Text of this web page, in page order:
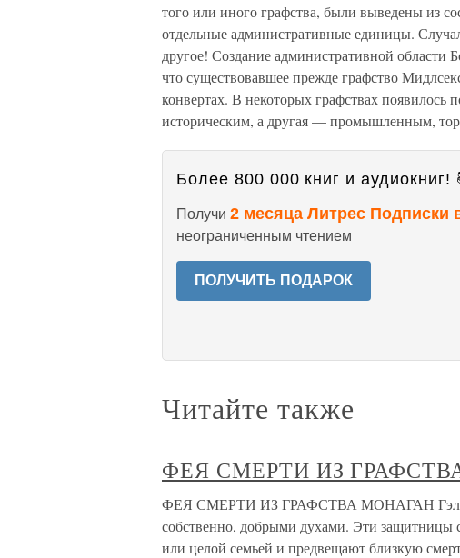
того или иного графства, были выведены из
отдельные административные единицы.
другое! Создание административной области
что существовавшее прежде графство
конвертах. В некоторых графствах появилось
историческим, а другая — промышленным,
Более 800 000 книг и аудиокниг!
Получи 2 месяца Литрес Подписки
неограниченным чтением
ПОЛУЧИТЬ ПОДАРОК
Читайте также
ФЕЯ СМЕРТИ ИЗ
ФЕЯ СМЕРТИ ИЗ ГРАФСТВА МОНАГАН
собственно, добрыми духами. Эти защитницы
или целой семьей и предвещают близкую